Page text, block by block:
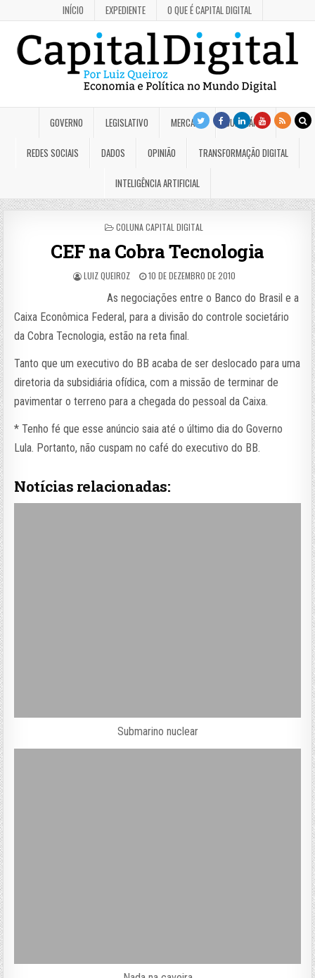
INÍCIO EXPEDIENTE O QUE É CAPITAL DIGITAL
GOVERNO LEGISLATIVO MERCADO JUDICIÁRIO
REDES SOCIAIS DADOS OPINIÃO TRANSFORMAÇÃO DIGITAL
INTELIGÊNCIA ARTIFICIAL
POSTED
COLUNA CAPITAL DIGITAL
CEF na Cobra Tecnologia
LUIZ QUEIROZ 10 DE DEZEMBRO DE 2010
As negociações entre o Banco do Brasil e a
Caixa Econômica Federal, para a divisão do controle societário
da Cobra Tecnologia, estão na reta final.
Tanto que um executivo do BB acaba de ser deslocado para uma
diretoria da subsidiária ofídica, com a missão de terminar de
pavimentar o terreno para a chegada do pessoal da Caixa.
* Tenho fé que esse anúncio saia até o último dia do Governo
Lula. Portanto, não cuspam no café do executivo do BB.
Notícias relacionadas:
Submarino nuclear